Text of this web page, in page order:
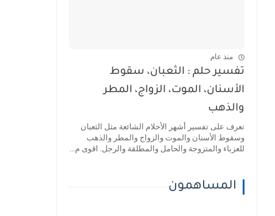
منذ عام
تفسير حلم : الثعبان، سقوط
الأسنان، الموت، الزواج، المطر
والذهب
تعرف على تفسير أشهر الأحلام الشائعة مثل الثعبان
وسقوط الأسنان والموت والزواج والمطر والذهب
للعزباء والمتزوجة والحامل والمطلقة والرجل. اقوى م...
المساهمون